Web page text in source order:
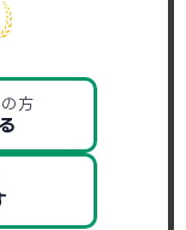
方